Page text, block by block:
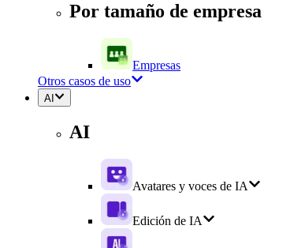
Por tamaño de empresa
Empresas
Otros casos de uso
AI
AI
Avatares y voces de IA
Edición de IA